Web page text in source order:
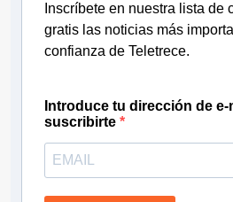
Inscríbete en nuestra lista de
gratis las noticias más
confianza de Teletrece.
Introduce tu dirección de e-
suscribirte